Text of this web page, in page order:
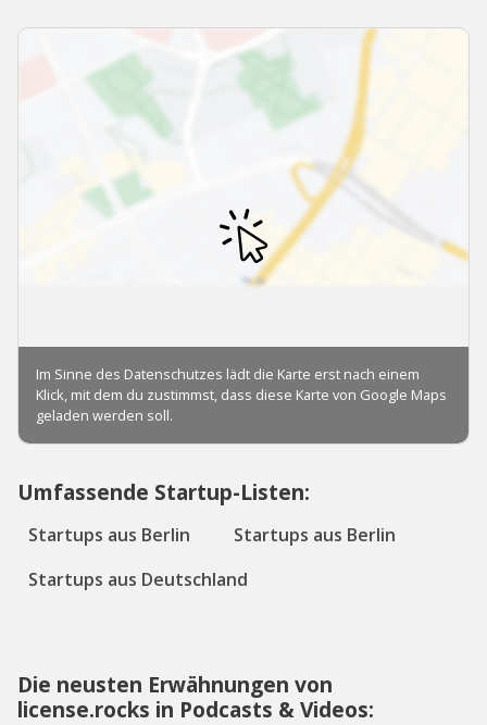
Umfassende Startup-Listen:
Startups aus Berlin
Startups aus Berlin
Startups aus Deutschland
Die neusten Erwähnungen von
license.rocks in Podcasts & Videos: